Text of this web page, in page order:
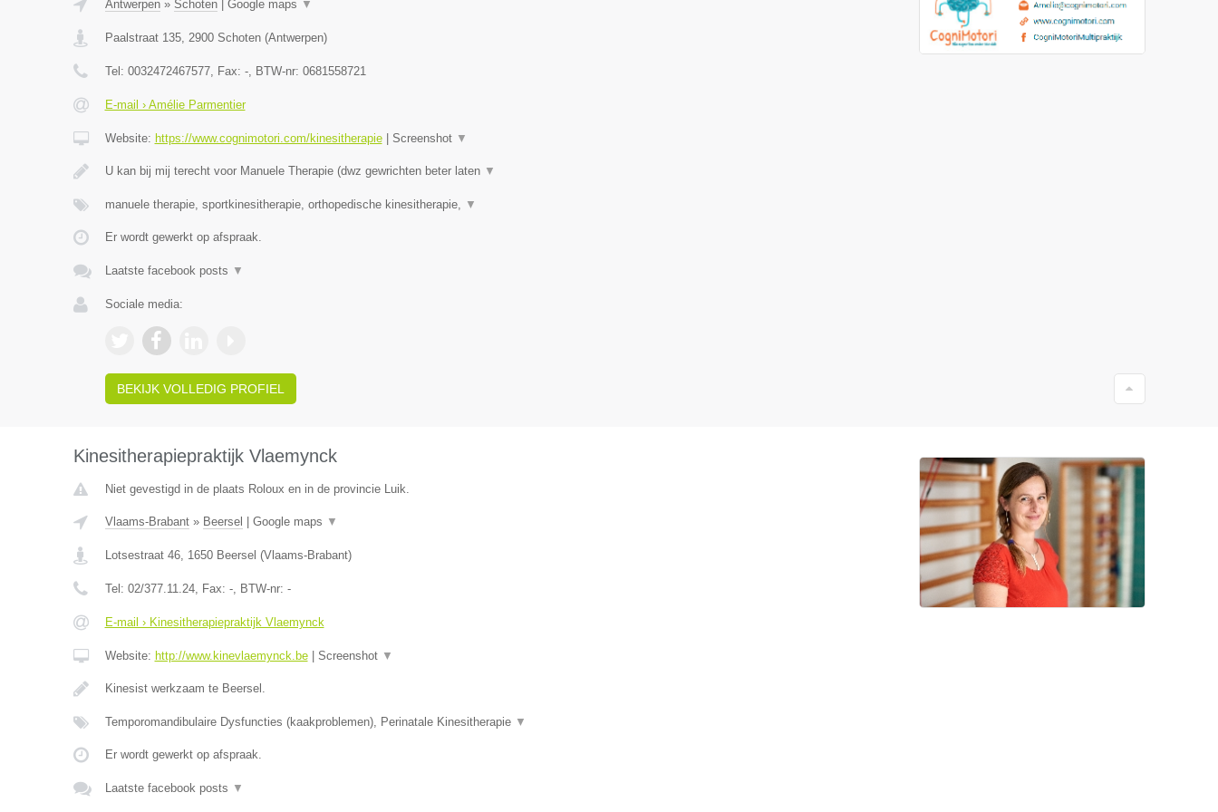
Antwerpen» Schoten| Google maps ▼
Paalstraat 135, 2900 Schoten(Antwerpen)
Tel: 0032472467577, Fax: -, BTW-nr: 0681558721
E-mail › Amélie Parmentier
Website: https://www.cognimotori.com/kinesitherapie| Screenshot ▼
U kan bij mij terecht voor Manuele Therapie (dwz gewrichten beter laten ▼
manuele therapie, sportkinesitherapie, orthopedische kinesitherapie, ▼
Er wordt gewerkt op afspraak.
Laatste facebook posts ▼
Sociale media:
BEKIJK VOLLEDIG PROFIEL
Kinesitherapiepraktijk Vlaemynck
Niet gevestigd in de plaats Roloux en in de provincie Luik.
Vlaams-Brabant» Beersel Google maps ▼
Lotsestraat 46, 1650 Beersel (Vlaams-Brabant)
Tel: 02/377.11.24, Fax: -, BTW-nr: -
E-mail › Kinesitherapiepraktijk Vlaemynck
Website: http://www.kinevlaemynck.be| Screenshot ▼
Kinesist werkzaam te Beersel.
Temporomandibulaire Dysfuncties (kaakproblemen), Perinatale Kinesitherapie ▼
Er wordt gewerkt op afspraak.
Laatste facebook posts ▼